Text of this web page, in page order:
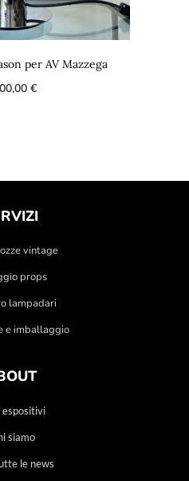
per AV Mazzega
€
vintage
props
lampadari
e imballaggio
espositivi
siamo
le news